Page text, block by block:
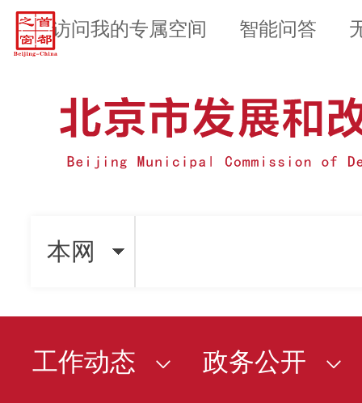
访问我的专属空间 智能问答
本网
工作动态
政务公开